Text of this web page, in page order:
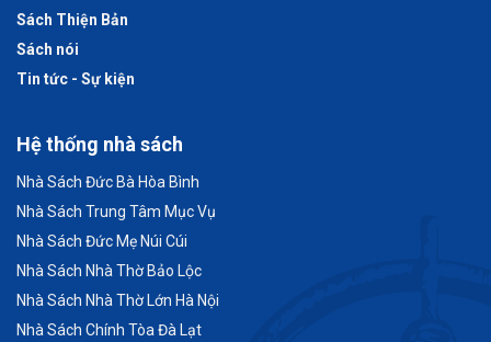
Sách Thiện Bản
Sách nói
Tin tức - Sự kiện
Hệ thống nhà sách
Nhà Sách Đức Bà Hòa Bình
Nhà Sách Trung Tâm Mục Vụ
Nhà Sách Đức Mẹ Núi Cúi
Nhà Sách Nhà Thờ Bảo Lộc
Nhà Sách Nhà Thờ Lớn Hà Nội
Nhà Sách Chính Tòa Đà Lạt